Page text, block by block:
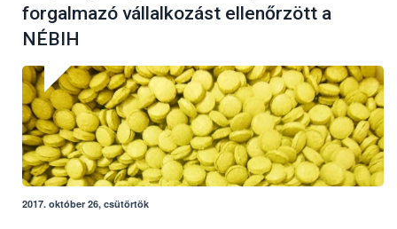
forgalmazó vállalkozást ellenőrzött a
NÉBIH
2017. október 26, csütörtök